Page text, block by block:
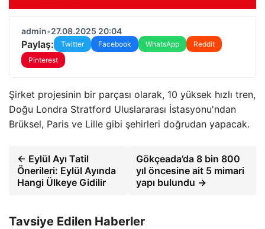
admin•27.08.2025 20:04
Paylaş: Twitter Facebook WhatsApp
Reddit
Pinterest
Şirket projesinin bir parçası olarak, 10 yüksek hızlı tren,
Doğu Londra Stratford Uluslararası İstasyonu'ndan
Brüksel, Paris ve Lille gibi şehirleri doğrudan yapacak.
← Eylül Ayı Tatil
Önerileri: Eylül Ayında
Hangi Ülkeye Gidilir
Gökçeada’da 8 bin 800
yıl öncesine ait 5 mimari
yapı bulundu →
Tavsiye Edilen Haberler